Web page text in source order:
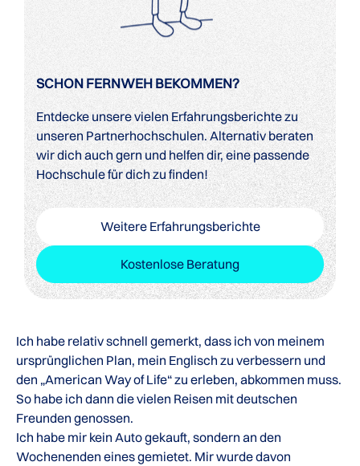
SCHON FERNWEH BEKOMMEN?
Entdecke unsere vielen Erfahrungsberichte zu
unseren Partnerhochschulen. Alternativ beraten
wir dich auch gern und helfen dir, eine passende
Hochschule für dich zu finden!
Weitere Erfahrungsberichte
Kostenlose Beratung
Ich habe relativ schnell gemerkt, dass ich von meinem
ursprünglichen Plan, mein Englisch zu verbessern und
den „American Way of Life“ zu erleben, abkommen muss.
So habe ich dann die vielen Reisen mit deutschen
Freunden genossen.
Ich habe mir kein Auto gekauft, sondern an den
Wochenenden eines gemietet. Mir wurde davon